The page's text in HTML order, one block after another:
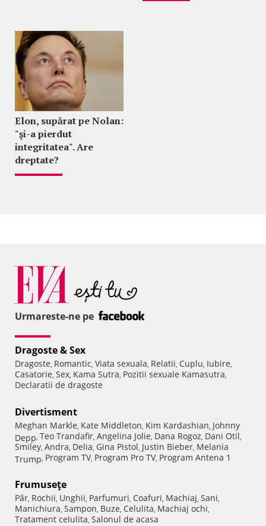
Elon, supărat pe Nolan:
"şi-a pierdut
integritatea". Are
dreptate?
Urmareste-ne pe
Dragoste & Sex
Dragoste, Romantic, Viata sexuala, Relatii, Cuplu, Iubire,
Casatorie, Sex, Kama Sutra, Pozitii sexuale Kamasutra,
Declaratii de dragoste
Divertisment
Meghan Markle, Kate Middleton, Kim Kardashian, Johnny
Depp, Teo Trandafir, Angelina Jolie, Dana Rogoz, Dani Otil,
Smiley, Andra, Delia, Gina Pistol, Justin Bieber, Melania
Trump, Program TV, Program Pro TV, Program Antena 1
Frumuseţe
Păr, Rochii, Unghii, Parfumuri, Coafuri, Machiaj, Sani,
Manichiura, Sampon, Buze, Celulita, Machiaj ochi,
Tratament celulita, Salonul de acasa